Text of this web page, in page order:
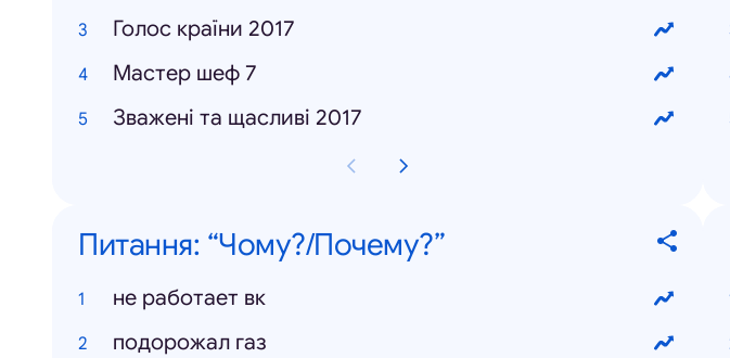
Голос країни 2017
Мастер шеф 7
Зважені та щасливі 2017
Питання: “Чому?/Почему?”
не работает вк
подорожал газ